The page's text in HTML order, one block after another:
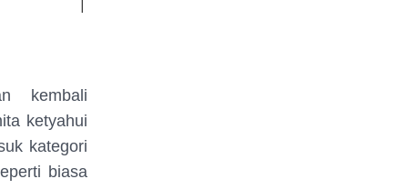
kembali
ketyahui
kategori
biasa